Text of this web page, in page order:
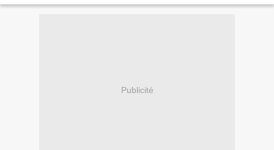
Publicité